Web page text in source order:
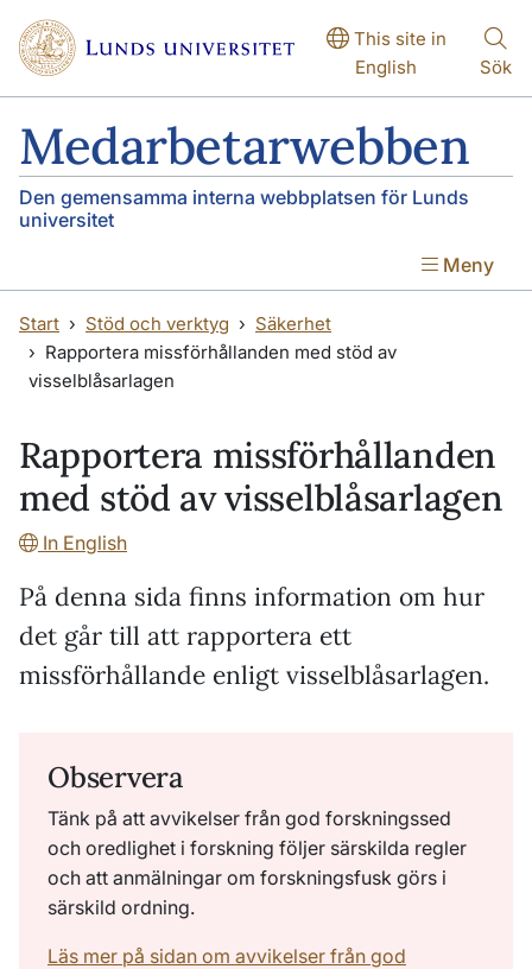
Hoppa till huvudinnehåll
Hoppa till huvudinnehåll
This site in
English
Sök
Medarbetarwebben
Den gemensamma interna webbplatsen för Lunds
universitet
Meny
Start Stöd och verktyg
Säkerhet
Rapportera missförhållanden med stöd av
visselblåsarlagen
Rapportera missförhållanden
med stöd av visselblåsarlagen
In English
På denna sida finns information om hur
det går till att rapportera ett
missförhållande enligt visselblåsarlagen.
Observera
Tänk på att avvikelser från god forskningssed
och oredlighet i forskning följer särskilda regler
och att anmälningar om forskningsfusk görs i
särskild ordning.
Läs mer på sidan om avvikelser från god